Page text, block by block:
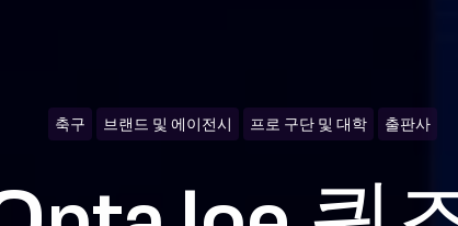
축구 브랜드 및 에이전시 프로 구단 및 대학 출판사